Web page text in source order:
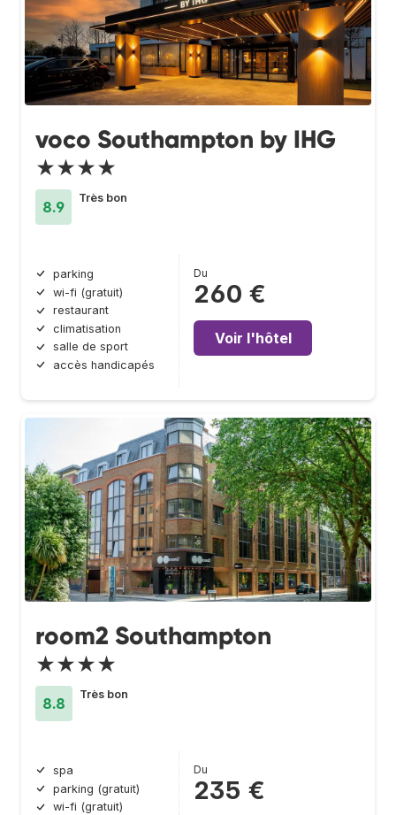
voco Southampton by IHG
★★★★
8.9
Très bon
parking
wi-fi (gratuit)
restaurant
climatisation
salle de sport
accès handicapés
Du
260 €
Voir l'hôtel
room2 Southampton
★★★★
8.8
Très bon
spa
parking (gratuit)
wi-fi (gratuit)
Du
235 €